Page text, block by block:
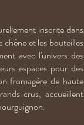
inscrite dans
chêne et les bouteilles
avec l'univers des
espaces pour des
fromagère de haute
crus, accueillent